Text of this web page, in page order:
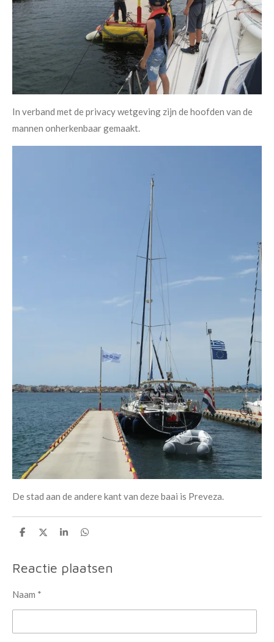
In verband met de privacy wetgeving zijn de hoofden van de
mannen onherkenbaar gemaakt.
De stad aan de andere kant van deze baai is Preveza.
D
n
D
l
S
e
D
n
Reactie plaatsen
Naam *